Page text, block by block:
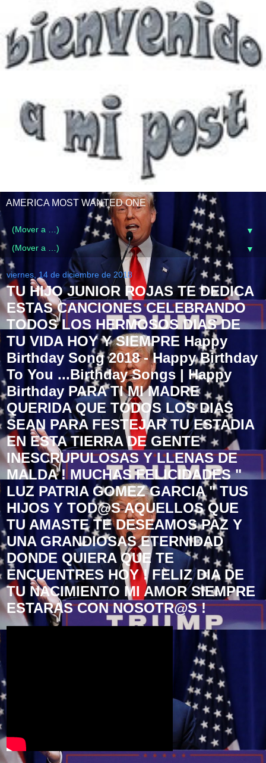
AMERICA MOST WANTED ONE
▼
▼
viernes, 14 de diciembre de 2018
TU HIJO JUNIOR ROJAS TE DEDICA
ESTAS CANCIONES CELEBRANDO
TODOS LOS HERMOSOS DIAS DE
TU VIDA HOY Y SIEMPRE Happy
Birthday Song 2018 - Happy Birthday
To You ...Birthday Songs | Happy
Birthday PARA TI MI MADRE
QUERIDA QUE TODOS LOS DIAS
SEAN PARA FESTEJAR TU ESTADIA
EN ESTA TIERRA DE GENTE
INESCRUPULOSAS Y LLENAS DE
MALDA ! MUCHAS FELICIDADES "
LUZ PATRIA GOMEZ GARCIA " TUS
HIJOS Y TOD@S AQUELLOS QUE
TU AMASTE TE DESEAMOS PAZ Y
UNA GRANDIOSAS ETERNIDAD
DONDE QUIERA QUE TE
ENCUENTRES HOY ! FELIZ DIA DE
TU NACIMIENTO MI AMOR SIEMPRE
ESTARAS CON NOSOTR@S !